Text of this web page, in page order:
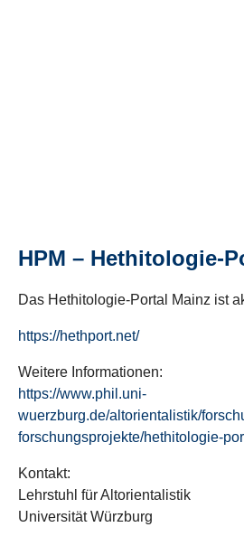
HPM – Hethitologie-
Das Hethitologie-Portal Mainz ist
https://hethport.net/
Weitere Informationen:
https://www.phil.uni-
wuerzburg.de/altorientalistik/
forschungsprojekte/hethitologie-
Kontakt:
Lehrstuhl für Altorientalistik
Universität Würzburg